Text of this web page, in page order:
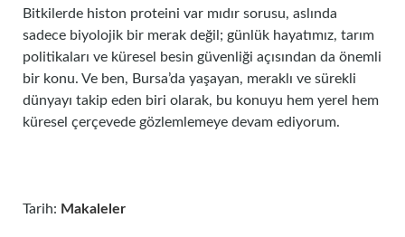
Bitkilerde histon proteini var mıdır sorusu, aslında
sadece biyolojik bir merak değil; günlük hayatımız, tarım
politikaları ve küresel besin güvenliği açısından da önemli
bir konu. Ve ben, Bursa’da yaşayan, meraklı ve sürekli
dünyayı takip eden biri olarak, bu konuyu hem yerel hem
küresel çerçevede gözlemlemeye devam ediyorum.
Tarih: Makaleler